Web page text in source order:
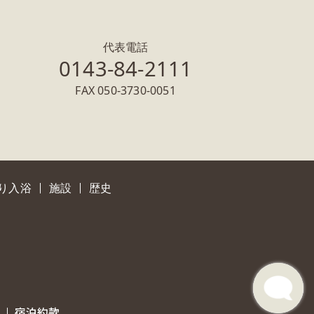
代表電話
0143-84-2111
FAX 050-3730-0051
入浴 施設 歴史